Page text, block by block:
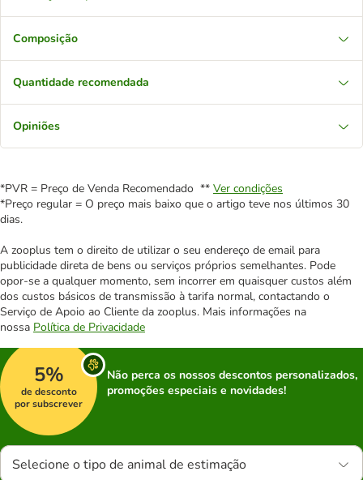
Composição
Quantidade recomendada
Opiniões
*PVR = Preço de Venda Recomendado ** Ver condições
*Preço regular = O preço mais baixo que o artigo teve nos últimos 30
dias.
A zooplus tem o direito de utilizar o seu endereço de email para
publicidade direta de bens ou serviços próprios semelhantes. Pode
opor-se a qualquer momento, sem incorrer em quaisquer custos além
dos custos básicos de transmissão à tarifa normal, contactando o
Serviço de Apoio ao Cliente da zooplus. Mais informações na
nossa Política de Privacidade
5%
de desconto
por subscrever
Não perca os nossos descontos personalizados,
promoções especiais e novidades!
Selecione o tipo de animal de estimação